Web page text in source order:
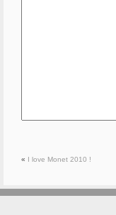
« I love Monet 2010 !